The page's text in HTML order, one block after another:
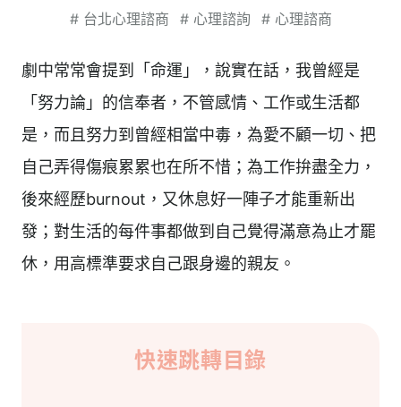
# 台北心理諮商 # 心理諮詢 # 心理諮商
劇中常常會提到「命運」，說實在話，我曾經是
「努力論」的信奉者，不管感情、工作或生活都
是，而且努力到曾經相當中毒，為愛不顧一切、把
自己弄得傷痕累累也在所不惜；為工作拚盡全力，
後來經歷burnout，又休息好一陣子才能重新出
發；對生活的每件事都做到自己覺得滿意為止才罷
休，用高標準要求自己跟身邊的親友。
快速跳轉目錄